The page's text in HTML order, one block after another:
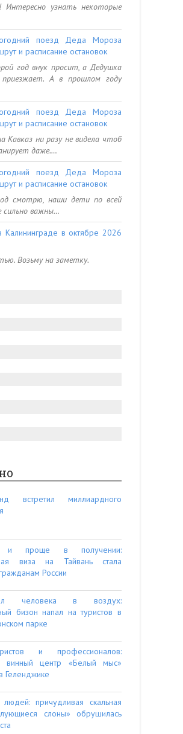
Интересно узнать некоторые
поезд Деда Мороза
и расписание остановок
год внук просит, а Дедушка
А в прошлом году
поезд Деда Мороза
и расписание остановок
Кавказ ни разу не видела чтоб
даже.…
поезд Деда Мороза
и расписание остановок
смотрю, наши дети по всей
сильно важны…
Калининграде в октябре 2026
Возьму на заметку.
встретил миллиардного
и проще в получении:
виза на Тайвань стала
России
человека в воздух:
бизон напал на туристов в
парке
и профессионалов:
винный центр «Белый мыс»
Геленджике
причудливая скальная
слоны» обрушилась